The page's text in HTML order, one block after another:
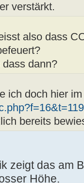
verstärkt.
also dass
dass dann?
ich doch hier
bereits
zeigt das am
Höhe.